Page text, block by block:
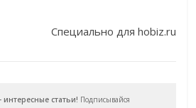
Специально для hobiz.ru
статьи! Подписывайся